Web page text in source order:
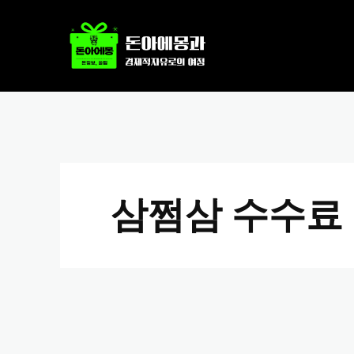
삼쩜삼 수수료